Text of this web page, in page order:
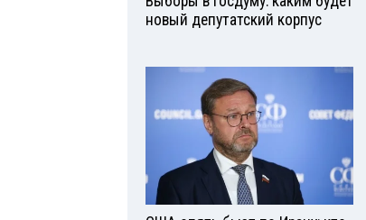
новый депутатский корпус